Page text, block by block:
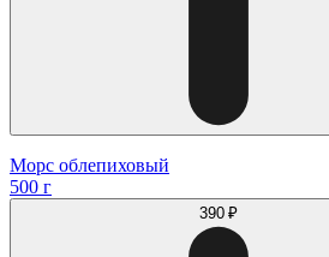
Морс облепиховый
500 г
390 ₽